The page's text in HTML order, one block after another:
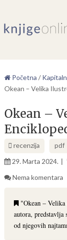
Početna /
Okean – Velika
Okean –
recenzija
pdf
29. Marta 2024.
Nema komentara
"Okean – Velika
autora, predstavlja
od njegovih